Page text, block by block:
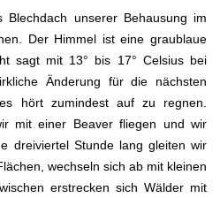
unserer Behausung im
Der Himmel ist eine graublaue
sagt mit 13° bis 17° Celsius bei
Änderung für die nächsten
hört zumindest auf zu regnen.
mit einer Beaver fliegen und wir
dreiviertel Stunde lang gleiten wir
wechseln sich ab mit kleinen
erstrecken sich Wälder mit